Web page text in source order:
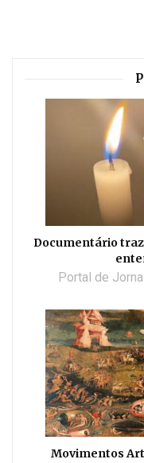
Documentário
Portal de
Movimentos